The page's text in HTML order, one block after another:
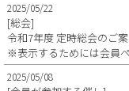
2025/05/22
[総会]
令和7年度 定時総会のご
※表示するためには会員
2025/05/08